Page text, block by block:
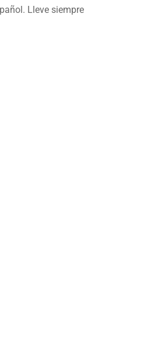
Lleve siempre